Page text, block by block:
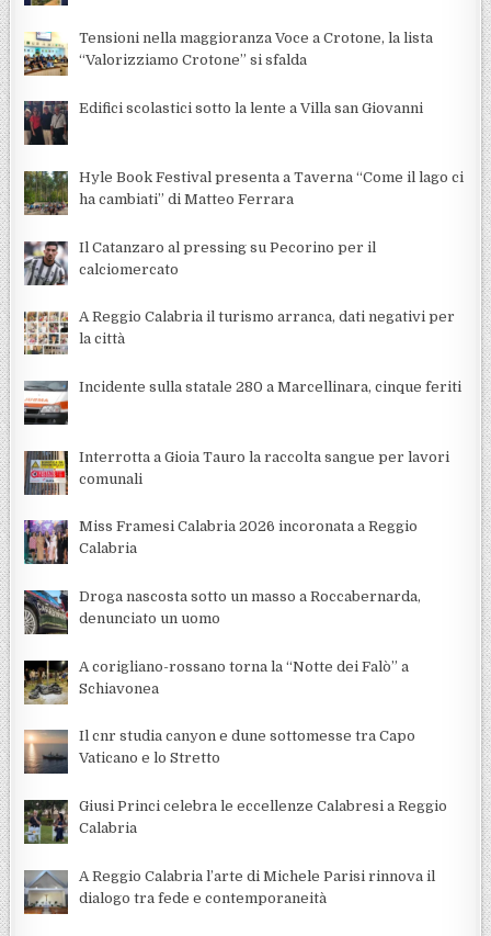
Tensioni nella maggioranza Voce a Crotone, la lista
“Valorizziamo Crotone” si sfalda
Edifici scolastici sotto la lente a Villa san Giovanni
Hyle Book Festival presenta a Taverna “Come il lago ci
ha cambiati” di Matteo Ferrara
Il Catanzaro al pressing su Pecorino per il
calciomercato
A Reggio Calabria il turismo arranca, dati negativi per
la città
Incidente sulla statale 280 a Marcellinara, cinque feriti
Interrotta a Gioia Tauro la raccolta sangue per lavori
comunali
Miss Framesi Calabria 2026 incoronata a Reggio
Calabria
Droga nascosta sotto un masso a Roccabernarda,
denunciato un uomo
A corigliano-rossano torna la “Notte dei Falò” a
Schiavonea
Il cnr studia canyon e dune sottomesse tra Capo
Vaticano e lo Stretto
Giusi Princi celebra le eccellenze Calabresi a Reggio
Calabria
A Reggio Calabria l’arte di Michele Parisi rinnova il
dialogo tra fede e contemporaneità